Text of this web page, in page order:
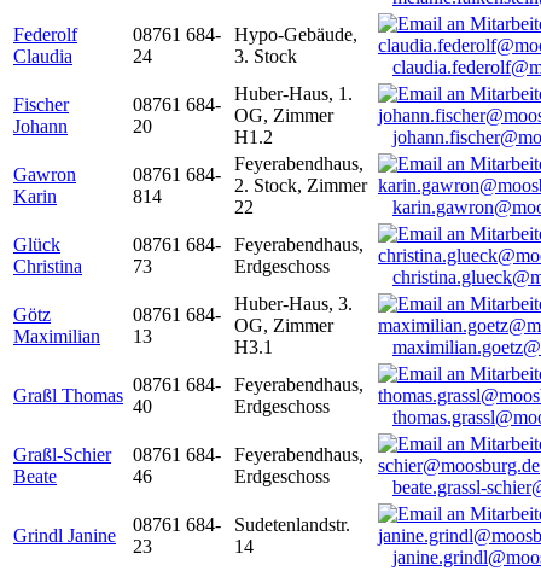
Federolf
Claudia
08761 684-
24
Hypo-Gebäude,
3. Stock
Fischer
Johann
08761 684-
20
Huber-Haus, 1.
OG, Zimmer
H1.2
Gawron
Karin
08761 684-
814
Feyerabendhaus,
2. Stock, Zimmer
22
Glück
Christina
08761 684-
73
Feyerabendhaus,
Erdgeschoss
Götz
Maximilian
08761 684-
13
Huber-Haus, 3.
OG, Zimmer
H3.1
Graßl Thomas
08761 684-
40
Feyerabendhaus,
Erdgeschoss
Graßl-Schier
Beate
08761 684-
46
Feyerabendhaus,
Erdgeschoss
beate.grassl-
Grindl Janine
08761 684-
23
Sudetenlandstr.
14